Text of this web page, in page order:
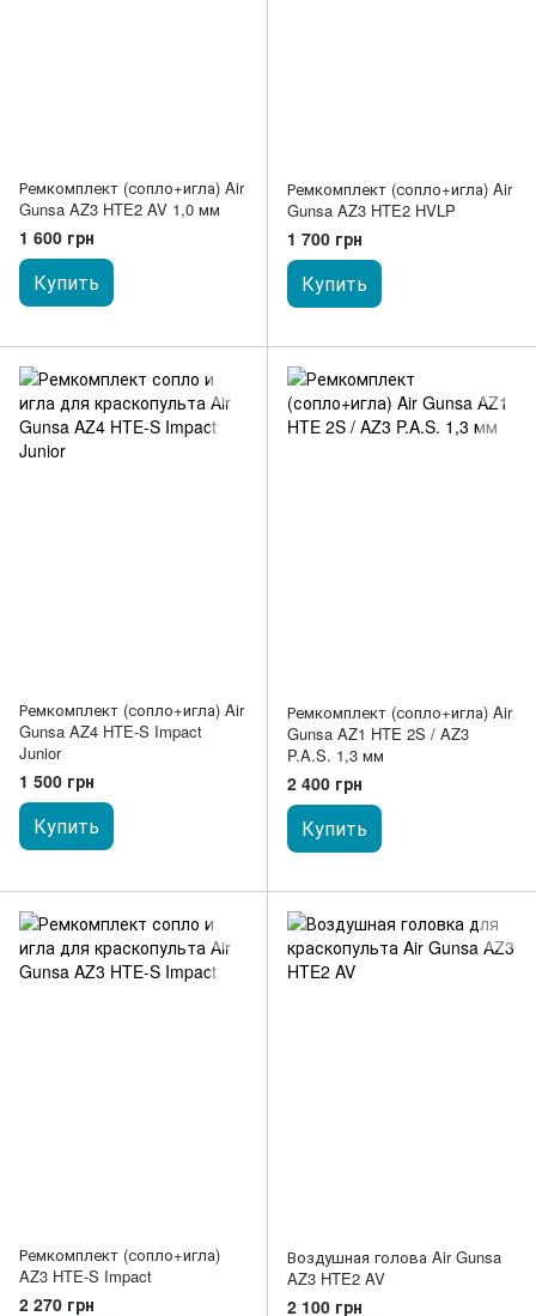
Ремкомплект (сопло+игла) Air
Gunsa AZ3 HTE2 AV 1,0 мм
1 600 грн
Купить
Ремкомплект (сопло+игла) Air
Gunsa AZ3 HTE2 HVLP
1 700 грн
Купить
Ремкомплект (сопло+игла) Air
Gunsa AZ4 HTE-S Impact
Junior
1 500 грн
Купить
Ремкомплект (сопло+игла) Air
Gunsa AZ1 HTE 2S / AZ3
P.A.S. 1,3 мм
2 400 грн
Купить
Ремкомплект (сопло+игла)
AZ3 HTE-S Impact
2 270 грн
Воздушная голова Air Gunsa
AZ3 HTE2 AV
2 100 грн